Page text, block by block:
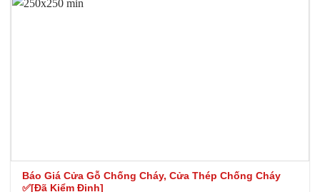
Báo Giá Cửa Gỗ Chống Cháy, Cửa Thép Chống Cháy
✅[Đã Kiểm Định]